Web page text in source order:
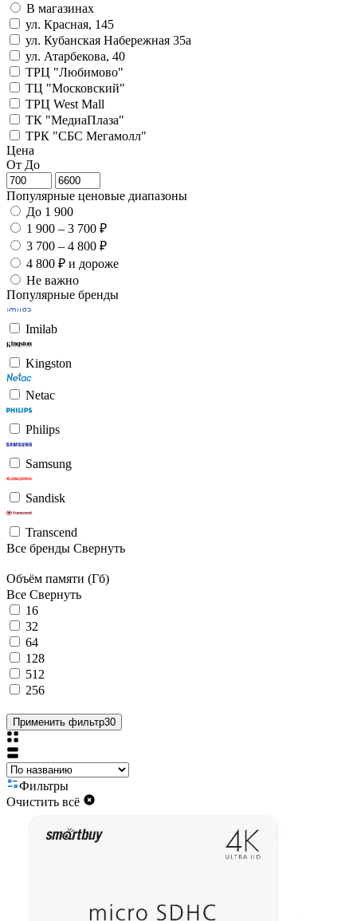
В магазинах
ул. Красная, 145
ул. Кубанская Набережная 35а
ул. Атарбекова, 40
ТРЦ "Любимово"
ТЦ "Московский"
ТРЦ West Mall
ТК "МедиаПлаза"
ТРК "СБС Мегамолл"
Цена
От До
Популярные ценовые диапазоны
До 1 900
1 900 – 3 700 ₽
3 700 – 4 800 ₽
4 800 ₽ и дороже
Не важно
Популярные бренды
Imilab
Kingston
Netac
Philips
Samsung
Sandisk
Transcend
Все бренды Свернуть
Объём памяти (Гб)
Все Свернуть
16
32
64
128
512
256
Применить фильтр30
Фильтры
Очистить всё